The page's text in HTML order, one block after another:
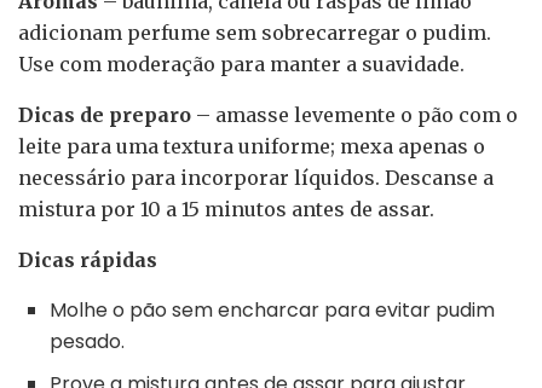
adicionam perfume sem sobrecarregar o pudim.
Use com moderação para manter a suavidade.
Dicas de preparo – amasse levemente o pão com o
leite para uma textura uniforme; mexa apenas o
necessário para incorporar líquidos. Descanse a
mistura por 10 a 15 minutos antes de assar.
Dicas rápidas
Molhe o pão sem encharcar para evitar pudim
pesado.